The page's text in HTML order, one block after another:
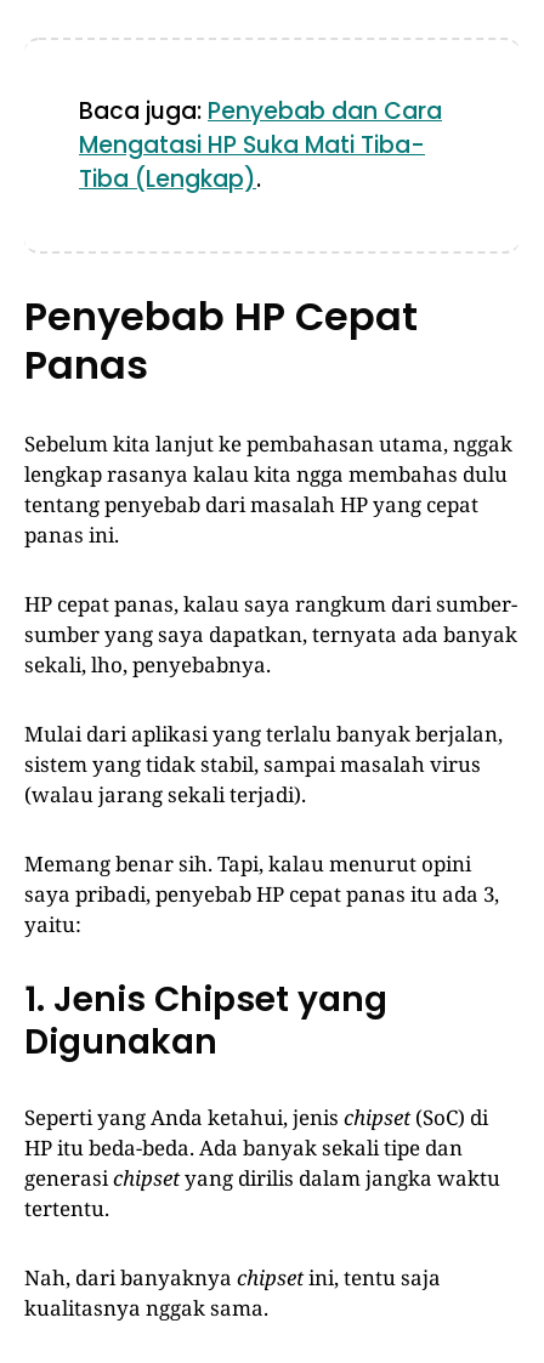
Baca juga: Penyebab dan Cara
Mengatasi HP Suka Mati Tiba-
Tiba (Lengkap).
Penyebab HP Cepat
Panas
Sebelum kita lanjut ke pembahasan utama, nggak
lengkap rasanya kalau kita ngga membahas dulu
tentang penyebab dari masalah HP yang cepat
panas ini.
HP cepat panas, kalau saya rangkum dari sumber-
sumber yang saya dapatkan, ternyata ada banyak
sekali, lho, penyebabnya.
Mulai dari aplikasi yang terlalu banyak berjalan,
sistem yang tidak stabil, sampai masalah virus
(walau jarang sekali terjadi).
Memang benar sih. Tapi, kalau menurut opini
saya pribadi, penyebab HP cepat panas itu ada 3,
yaitu:
1. Jenis Chipset yang
Digunakan
Seperti yang Anda ketahui, jenis chipset(SoC) di
HP itu beda-beda. Ada banyak sekali tipe dan
generasichipsetyang dirilis dalam jangka waktu
tertentu.
Nah, dari banyaknya chipsetini, tentu saja
kualitasnya nggak sama.